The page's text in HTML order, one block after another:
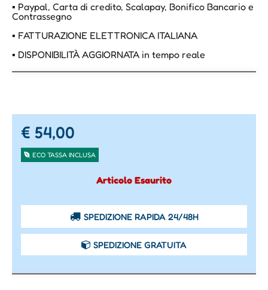
▪ Paypal, Carta di credito, Scalapay, Bonifico Bancario e
Contrassegno
▪ FATTURAZIONE ELETTRONICA ITALIANA
▪ DISPONIBILITÀ AGGIORNATA in tempo reale
€ 54,00
ECO TASSA INCLUSA
Articolo Esaurito
SPEDIZIONE RAPIDA 24/48H
SPEDIZIONE GRATUITA